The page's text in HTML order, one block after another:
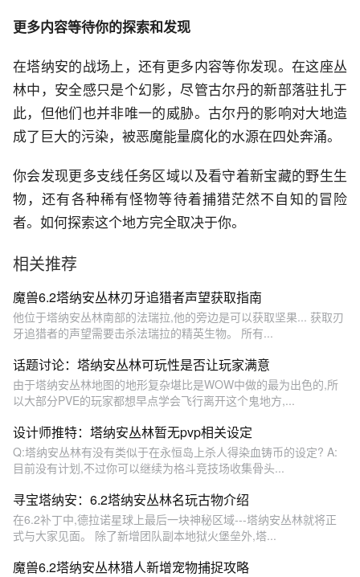
更多内容等待你的探索和发现
在塔纳安的战场上，还有更多内容等你发现。在这座丛
林中，安全感只是个幻影，尽管古尔丹的新部落驻扎于
此，但他们也并非唯一的威胁。古尔丹的影响对大地造
成了巨大的污染，被恶魔能量腐化的水源在四处奔涌。
你会发现更多支线任务区域以及看守着新宝藏的野生生
物，还有各种稀有怪物等待着捕猎茫然不自知的冒险
者。如何探索这个地方完全取决于你。
相关推荐
魔兽6.2塔纳安丛林刃牙追猎者声望获取指南
他位于塔纳安丛林南部的法瑞拉,他的旁边是可以获取坚果... 获取刃
牙追猎者的声望需要击杀法瑞拉的精英生物。 所有...
话题讨论：塔纳安丛林可玩性是否让玩家满意
由于塔纳安丛林地图的地形复杂堪比是WOW中做的最为出色的,所
以大部分PVE的玩家都想早点学会飞行离开这个鬼地方,...
设计师推特：塔纳安丛林暂无pvp相关设定
Q:塔纳安丛林有没有类似于在永恒岛上杀人得染血铸币的设定? A:
目前没有计划,不过你可以继续为格斗竞技场收集骨头...
寻宝塔纳安：6.2塔纳安丛林名玩古物介绍
在6.2补丁中,德拉诺星球上最后一块神秘区域---塔纳安丛林就将正
式与大家见面。 除了新增团队副本地狱火堡垒外,塔...
魔兽6.2塔纳安丛林猎人新增宠物捕捉攻略